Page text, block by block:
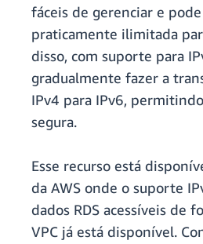
fáceis de gerenciar e
praticamente ilimitada
disso, com suporte para
gradualmente fazer a
IPv4 para IPv6,
segura.
Esse recurso está
da AWS onde o suporte
dados RDS acessíveis de
VPC já está disponível.